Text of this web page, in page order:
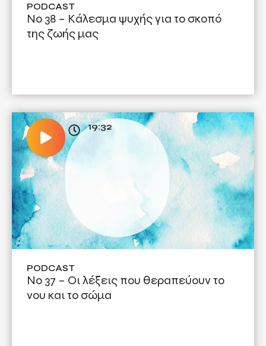
PODCAST
Νο 38 – Κάλεσμα ψυχής για το σκοπό
της ζωής μας
19:32
PODCAST
Νο 37 – Οι λέξεις που θεραπεύουν το
νου και το σώμα